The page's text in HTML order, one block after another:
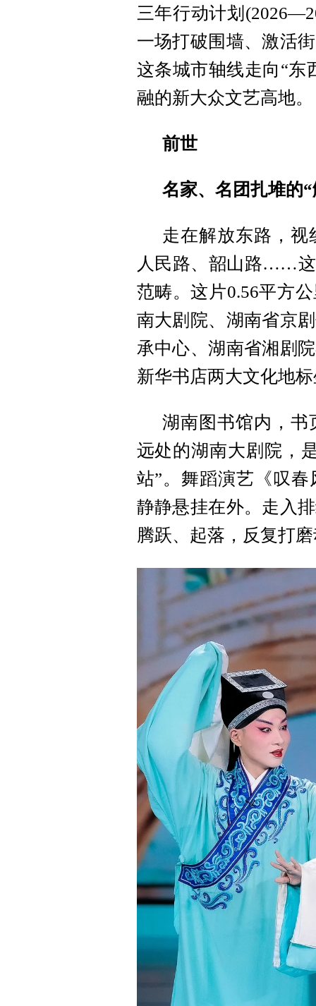
三年行动计划
一场打破围墙、激活
这条城市轴线走向“东
融的新大众文艺高地。
前世
名家、名团扎堆的
走在解放东路，
人民路、韶山路……这
范畴。这片0.56平方
南大剧院、湖南省京
承中心、湖南省湘剧
新华书店两大文化地
湖南图书馆内，书
远处的湖南大剧院，
站”。舞蹈演艺《叹
静静悬挂在外。走入
腾跃、起落，反复打